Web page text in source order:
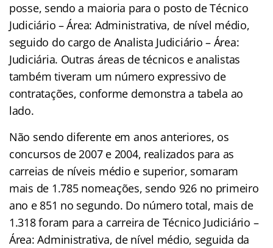
posse, sendo a maioria para o posto de Técnico
Judiciário – Área: Administrativa, de nível médio,
seguido do cargo de Analista Judiciário – Área:
Judiciária. Outras áreas de técnicos e analistas
também tiveram um número expressivo de
contratações, conforme demonstra a tabela ao
lado.
Não sendo diferente em anos anteriores, os
concursos de 2007 e 2004, realizados para as
carreias de níveis médio e superior, somaram
mais de 1.785 nomeações, sendo 926 no primeiro
ano e 851 no segundo. Do número total, mais de
1.318 foram para a carreira de Técnico Judiciário –
Área: Administrativa, de nível médio, seguida da